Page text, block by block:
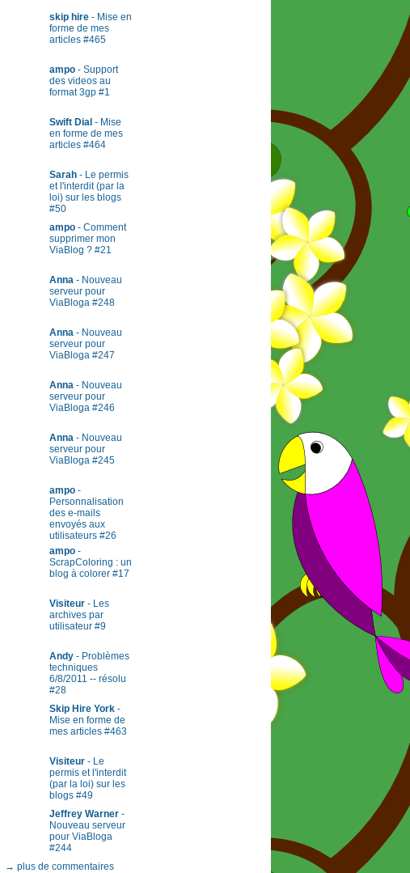
skip hire - Mise en
forme de mes
articles #465
ampo - Support
des videos au
format 3gp #1
Swift Dial - Mise
en forme de mes
articles #464
Sarah - Le permis
et l'interdit (par la
loi) sur les blogs
#50
ampo - Comment
supprimer mon
ViaBlog ? #21
Anna - Nouveau
serveur pour
ViaBloga #248
Anna - Nouveau
serveur pour
ViaBloga #247
Anna - Nouveau
serveur pour
ViaBloga #246
Anna - Nouveau
serveur pour
ViaBloga #245
ampo -
Personnalisation
des e-mails
envoyés aux
utilisateurs #26
ampo -
ScrapColoring : un
blog à colorer #17
Visiteur - Les
archives par
utilisateur #9
Andy - Problèmes
techniques
6/8/2011 -- résolu
#28
Skip Hire York -
Mise en forme de
mes articles #463
Visiteur - Le
permis et l'interdit
(par la loi) sur les
blogs #49
Jeffrey Warner -
Nouveau serveur
pour ViaBloga
#244
→ plus de commentaires